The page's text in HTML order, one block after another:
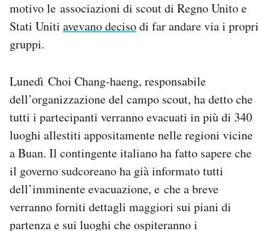
motivo le associazioni di scout di Regno Unito e
Stati Uniti avevano decisodi far andare via i propri
gruppi.
Lunedì Choi Chang-haeng, responsabile
dell’organizzazione del campo scout, ha detto che
tutti i partecipanti verranno evacuati in più di 340
luoghi allestiti appositamente nelle regioni vicine
a Buan. Il contingente italiano ha fatto sapere che
il governo sudcoreano ha già informato tutti
dell’imminente evacuazione, e che a breve
verranno forniti dettagli maggiori sui piani di
partenza e sui luoghi che ospiteranno i